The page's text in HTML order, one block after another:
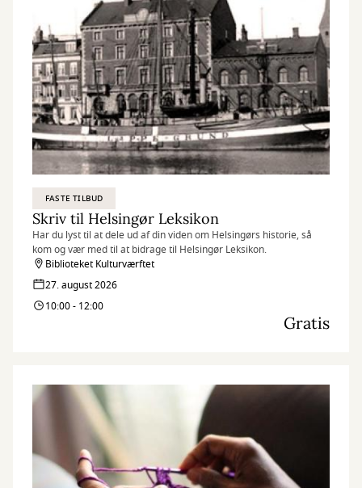
FASTE TILBUD
Skriv til Helsingør Leksikon
Har du lyst til at dele ud af din viden om Helsingørs historie, så
kom og vær med til at bidrage til Helsingør Leksikon.
Biblioteket Kulturværftet
27. august 2026
10:00 - 12:00
Gratis